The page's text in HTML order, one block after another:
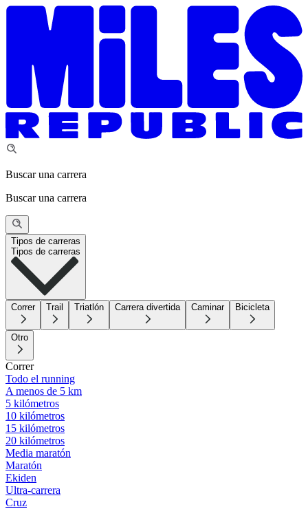
Buscar una carrera
Buscar una carrera
Tipos de carreras
Tipos de carreras
Correr Trail Triatlón Carrera divertida Caminar Bicicleta
Otro
Correr
Todo el running
A menos de 5 km
5 kilómetros
10 kilómetros
15 kilómetros
20 kilómetros
Media maratón
Maratón
Ekiden
Ultra-carrera
Cruz